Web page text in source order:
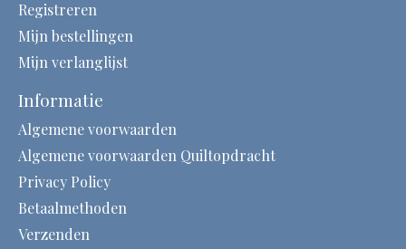
Registreren
Mijn bestellingen
Mijn verlanglijst
Informatie
Algemene voorwaarden
Algemene voorwaarden Quiltopdracht
Privacy Policy
Betaalmethoden
Verzenden